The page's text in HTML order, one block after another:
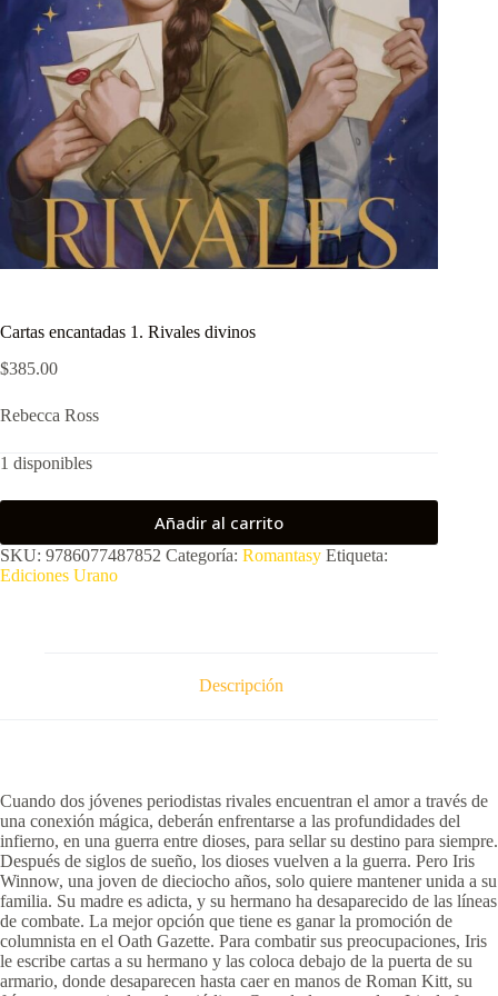
Cartas encantadas 1. Rivales divinos
$385.00
Rebecca Ross
1 disponibles
Añadir al carrito
SKU: 9786077487852 Categoría: Romantasy Etiqueta:
Ediciones Urano
Descripción
Cuando dos jóvenes periodistas rivales encuentran el amor a través de
una conexión mágica, deberán enfrentarse a las profundidades del
infierno, en una guerra entre dioses, para sellar su destino para siempre.
Después de siglos de sueño, los dioses vuelven a la guerra. Pero Iris
Winnow, una joven de dieciocho años, solo quiere mantener unida a su
familia. Su madre es adicta, y su hermano ha desaparecido de las líneas
de combate. La mejor opción que tiene es ganar la promoción de
columnista en el Oath Gazette. Para combatir sus preocupaciones, Iris
le escribe cartas a su hermano y las coloca debajo de la puerta de su
armario, donde desaparecen hasta caer en manos de Roman Kitt, su